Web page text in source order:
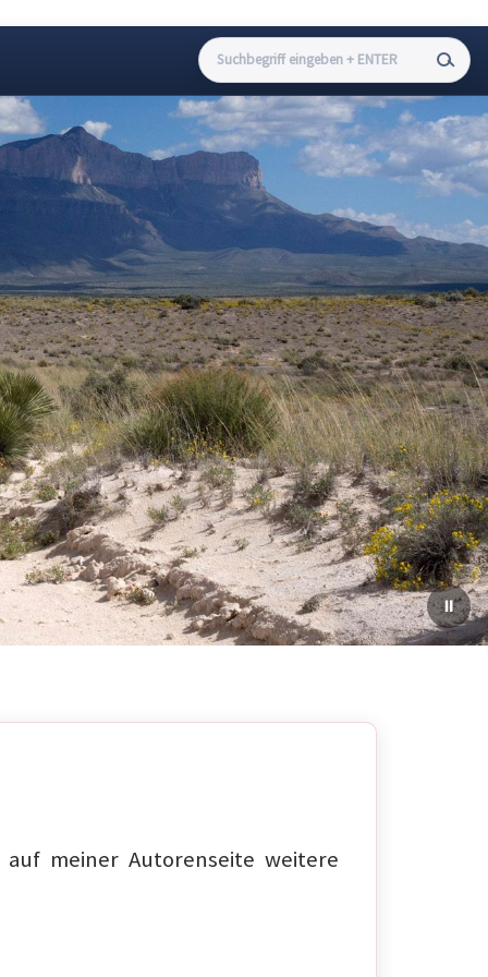
meiner Autorenseite weitere